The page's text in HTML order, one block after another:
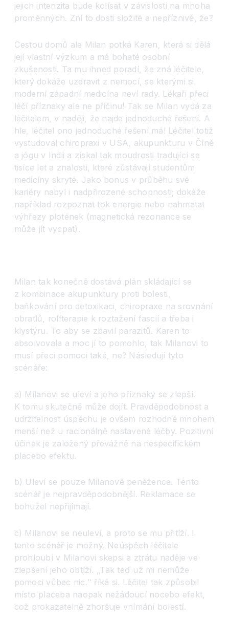
jejich intenzita bude kolísat v závislosti na mnoha
proměnných. Zní to dosti složitě a nepříznivě, že?
Cestou domů ale Milan potká Karen, která si dělá
její vlastní výzkum a má bohaté osobní
zkušenosti. Ta mu ihned poradí, že zná léčitele,
který dokáže uzdravit z nemocí, se kterými si
moderní západní medicína neví rady. Lékaři přeci
léčí příznaky ale ne příčinu! Tak se Milan vydá za
léčitelem, v naději, že najde jednoduché řešení. A
hle, léčitel ono jednoduché řešení má! Léčitel totiž
vystudoval chiropraxi v USA, akupunkturu v Číně
a jógu v Indii a získal tak moudrosti tradující se
tisíce let a znalosti, které zůstávají studentům
medicíny skryté. Jako bonus v průběhu své
kariéry nabyl i nadpřirozené schopnosti; dokáže
například rozpoznat tok energie nebo nahmatat
výhřezy plotének (magnetická rezonance se
může jít vycpat).
Milan tak konečně dostává plán skládající se
z kombinace akupunktury proti bolesti,
baňkování pro detoxikaci, chiropraxe na srovnání
obratlů, rolfterapie k roztažení fascií a třeba i
klystýru. To aby se zbavil parazitů. Karen to
absolvovala a moc jí to pomohlo, tak Milanovi to
musí přeci pomoci také, ne? Následují tyto
scénáře:
a) Milanovi se uleví a jeho příznaky se zlepší.
K tomu skutečně může dojít. Pravděpodobnost a
udržitelnost úspěchu je ovšem rozhodně mnohem
menší než u racionálně nastavené léčby. Pozitivní
účinek je založený převážně na nespecifickém
placebo efektu.
b) Uleví se pouze Milanově peněžence. Tento
scénář je nejpravděpodobnější. Reklamace se
bohužel nepřijímají.
c) Milanovi se neuleví, a proto se mu přitíží. I
tento scénář je možný. Neúspěch léčitele
prohloubí v Milanovi skepsi a ztrátu naděje ve
zlepšení jeho obtíží. ‚‚Tak teď už mi nemůže
pomoci vůbec nic.‘‘ říká si. Léčitel tak způsobil
místo placeba naopak nežádoucí nocebo efekt,
což prokazatelně zhoršuje vnímání bolestí.